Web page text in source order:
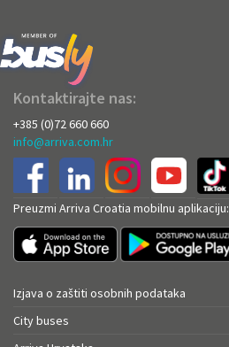
Kontaktirajte nas:
+385 (0)72 660 660
info@arriva.com.hr
Preuzmi Arriva Croatia mobilnu aplikaciju:
Izjava o zaštiti osobnih podataka
City buses